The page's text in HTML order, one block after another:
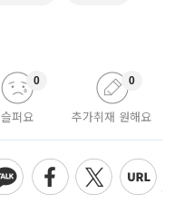
슬퍼요
0
추가취재 원해요
0